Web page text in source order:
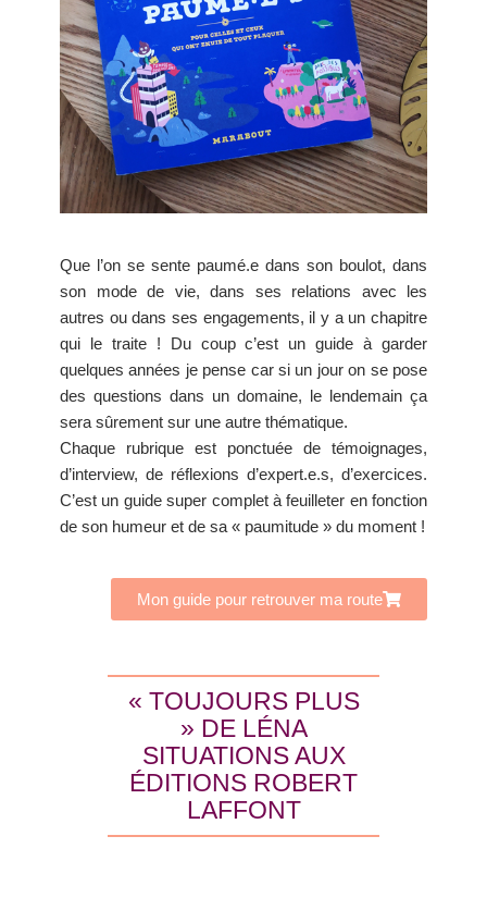
Que l’on se sente paumé.e dans son boulot, dans
son mode de vie, dans ses relations avec les
autres ou dans ses engagements, il y a un chapitre
qui le traite ! Du coup c’est un guide à garder
quelques années je pense car si un jour on se pose
des questions dans un domaine, le lendemain ça
sera sûrement sur une autre thématique.
Chaque rubrique est ponctuée de témoignages,
d’interview, de réflexions d’expert.e.s, d’exercices.
C’est un guide super complet à feuilleter en fonction
de son humeur et de sa « paumitude » du moment !
Mon guide pour retrouver ma route
« TOUJOURS PLUS
» DE LÉNA
SITUATIONS AUX
ÉDITIONS ROBERT
LAFFONT